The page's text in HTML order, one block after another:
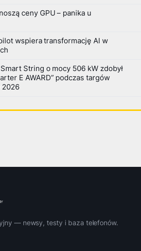
ceny GPU – panika u
wspiera transformację AI w
String o mocy 506 kW zdobył
E AWARD” podczas targów
2026
— newsy, testy i baza telefonów.